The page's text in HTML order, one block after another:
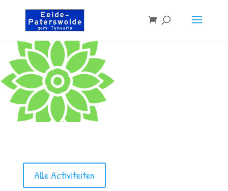
Alle Activiteiten